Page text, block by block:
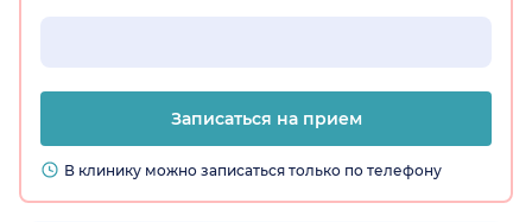
Записаться на прием
В клинику можно записаться только по телефону